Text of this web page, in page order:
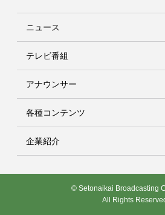
ニュース
テレビ番組
アナウンサー
各種コンテンツ
企業紹介
© Setonaikai Broadcasting
All Rights